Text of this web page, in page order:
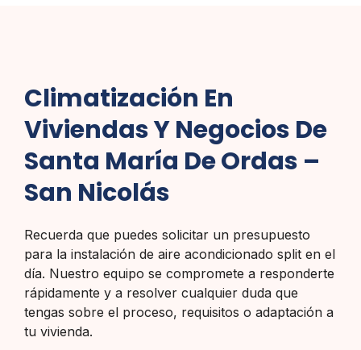
Climatización En
Viviendas Y Negocios De
Santa María De Ordas –
San Nicolás
Recuerda que puedes solicitar un presupuesto
para la instalación de aire acondicionado split en el
día. Nuestro equipo se compromete a responderte
rápidamente y a resolver cualquier duda que
tengas sobre el proceso, requisitos o adaptación a
tu vivienda.